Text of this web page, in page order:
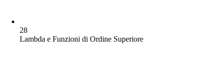
28
Lambda e Funzioni di Ordine Superiore